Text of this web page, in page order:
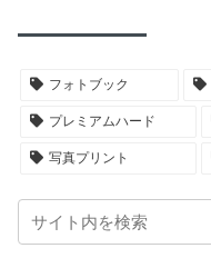
フォトブック
プレミアムハード
写真プリント